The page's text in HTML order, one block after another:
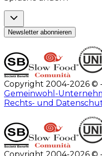
Newsletter abonnieren
Copyright 2004-2026 ©
Gemeinwohl-
Rechts- und